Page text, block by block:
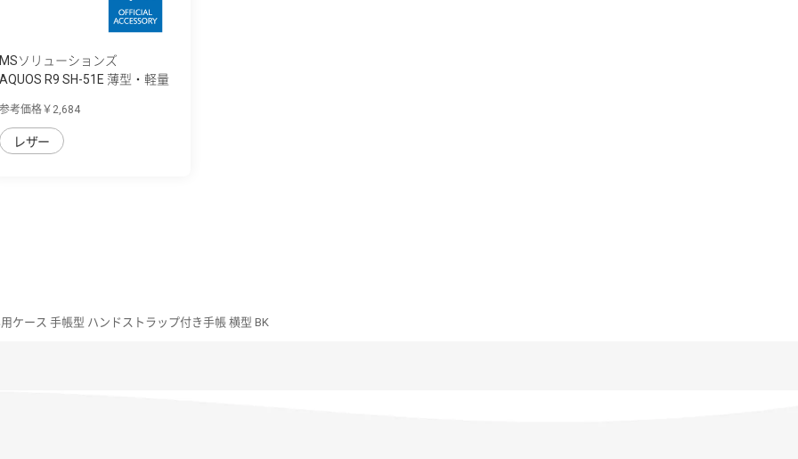
MSソリューションズ
AQUOS R9 SH-51E 薄型・軽量
参考価格￥2,684
レザー
ケース 手帳型 ハンドストラップ付き手帳 横型 BK